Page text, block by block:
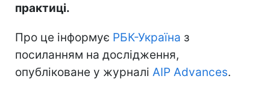
практиці.
Про це інформує РБК-Україна з
посиланням на дослідження,
опубліковане у журналі AIP Advances.